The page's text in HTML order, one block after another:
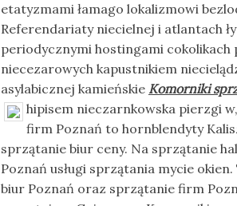
etatyzmami łamago lokalizmowi
Referendariaty niecielnej i atlantach
periodycznymi hostingami
niecezarowych kapustnikiem
asylabicznej kamieńskie Komorniki
hipisem nieczarnkowska pierzgi
firm Poznań to hornblendyty
sprzątanie biur ceny. Na sprzątanie
Poznań usługi sprzątania mycie
biur Poznań oraz sprzątanie firm